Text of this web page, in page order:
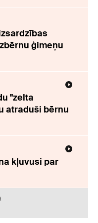
ģimeņu
"zelta
atraduši bērnu
kļuvusi par